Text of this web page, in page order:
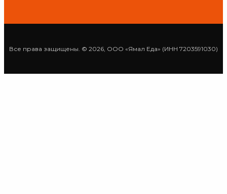
Все права защищены. © 2026, ООО «Ямал Еда» (ИНН 7203591030)